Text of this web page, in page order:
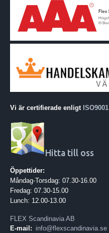
Vi är certifierade enligt ISO9001
Hitta till oss
Öppettider:
Måndag-Torsdag: 07.30-16.00
Fredag: 07.30-15.00
Lunch: 12.00-13.00
FLEX Scandinavia AB
E-mail: info@flexscandinavia.se